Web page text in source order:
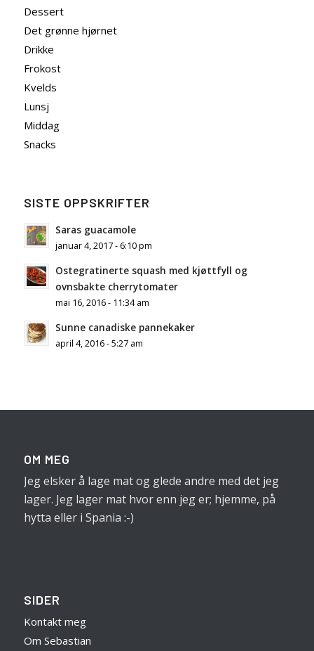
Dessert
Det grønne hjørnet
Drikke
Frokost
Kvelds
Lunsj
Middag
Snacks
SISTE OPPSKRIFTER
Saras guacamole
januar 4, 2017 - 6:10 pm
Ostegratinerte squash med kjøttfyll og
ovnsbakte cherrytomater
mai 16, 2016 - 11:34 am
Sunne canadiske pannekaker
april 4, 2016 - 5:27 am
OM MEG
Jeg elsker å lage mat og glede andre med det jeg
lager. Jeg lager mat hvor enn jeg er; hjemme, på
hytta eller i Spania :-)
SIDER
Kontakt meg
Om Sebastian